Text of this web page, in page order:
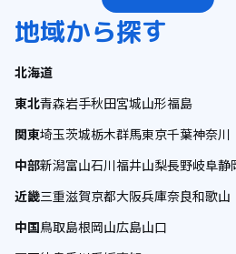
地域から探す
北海道
東北青森岩手秋田宮城山形福島
関東埼玉茨城栃木群馬東京千葉神奈川
中部新潟富山石川福井山梨長野岐阜静
近畿三重滋賀京都大阪兵庫奈良和歌山
中国鳥取島根岡山広島山口